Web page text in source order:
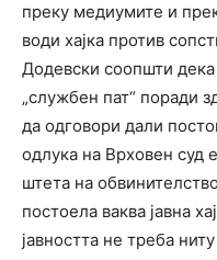
преку медиумите и
води хајка против
Додевски соопшти
„службен пат“ поради
да одговори дали
одлука на Врховен суд
штета на
постоела ваква јавна
јавността не треба